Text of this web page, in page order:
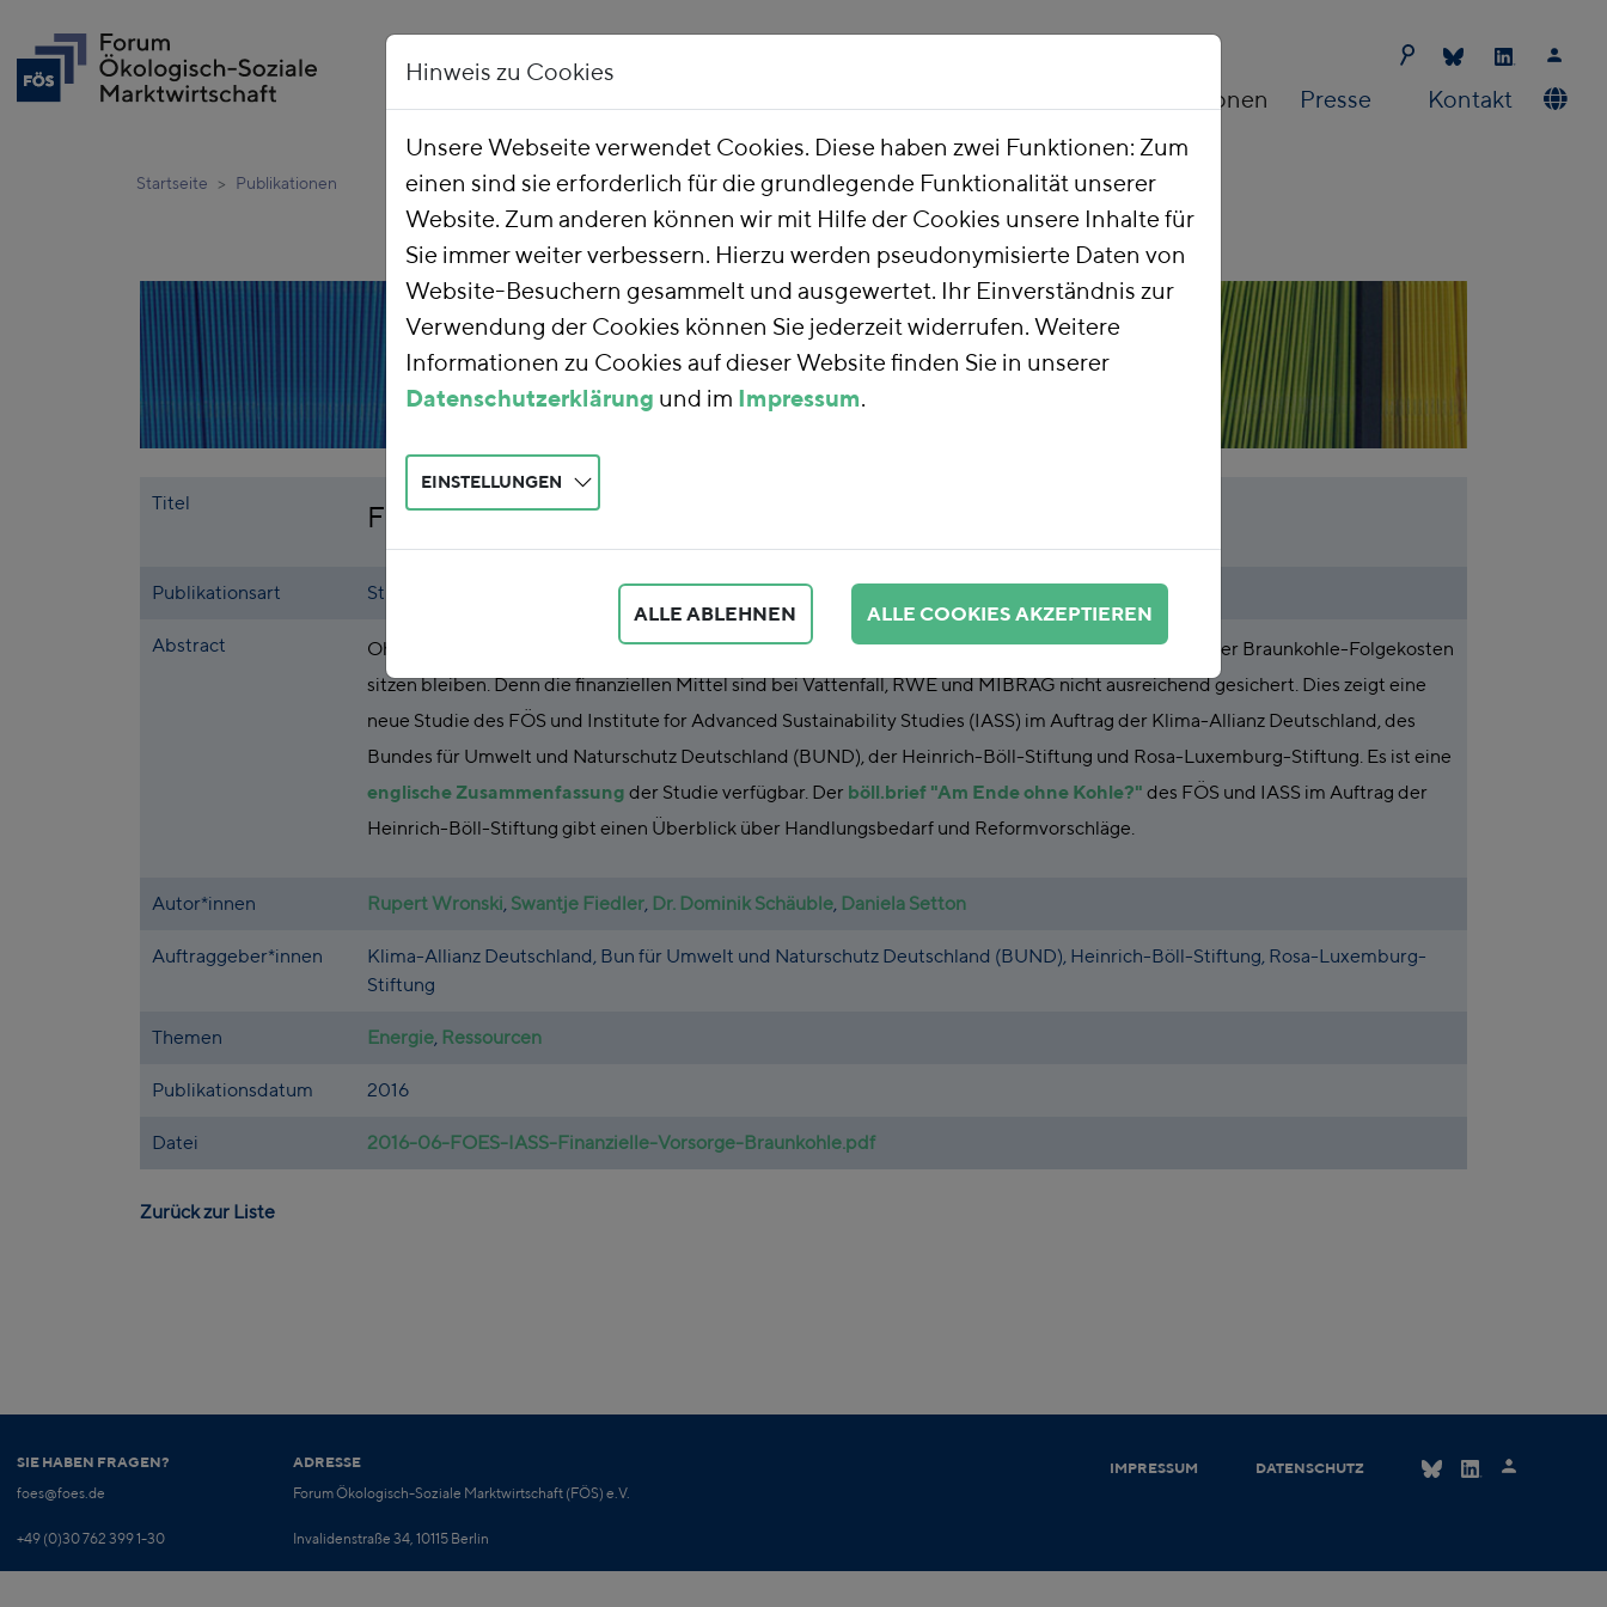
Publikationen Presse Kontakt
Startseite Publikationen
Titel Finanzielle Vorsorge im Braunkohlebereich
Publikationsart Studie
Abstract
Ohne politisches Handeln könnten Steuerzahler_innen und betroffene Bundesländer auf einem Teil der Braunkohle-Folgekosten
sitzen bleiben. Denn die finanziellen Mittel sind bei Vattenfall, RWE und MIBRAG nicht ausreichend gesichert. Dies zeigt eine
neue Studie des FÖS und Institute for Advanced Sustainability Studies (IASS) im Auftrag der Klima-Allianz Deutschland, des
Bundes für Umwelt und Naturschutz Deutschland (BUND), der Heinrich-Böll-Stiftung und Rosa-Luxemburg-Stiftung. Es ist eine
englische Zusammenfassung der Studie verfügbar. Der böll.brief "Am Ende ohne Kohle?" des FÖS und IASS im Auftrag der
Heinrich-Böll-Stiftung gibt einen Überblick über Handlungsbedarf und Reformvorschläge.
Autor*innen Rupert Wronski Swantje Fiedler Dr. Dominik Schäuble Daniela Setton
Auftraggeber*innen
Klima-Allianz Deutschland, Bun für Umwelt und Naturschutz Deutschland (BUND), Heinrich-Böll-Stiftung, Rosa-Luxemburg-
Stiftung
Themen Energie Ressourcen
Publikationsdatum 2016
Datei 2016-06-FOES-IASS-Finanzielle-Vorsorge-Braunkohle.pdf
Zurück zur Liste
SIE HABEN FRAGEN?
foes@foes.de
+49 (0)30 762 399 1-30
ADRESSE
Forum Ökologisch-Soziale Marktwirtschaft (FÖS) e.V.
Invalidenstraße 34, 10115 Berlin
IMPRESSUM DATENSCHUTZ
Hinweis zu Cookies
Unsere Webseite verwendet Cookies. Diese haben zwei Funktionen: Zum
einen sind sie erforderlich für die grundlegende Funktionalität unserer
Website. Zum anderen können wir mit Hilfe der Cookies unsere Inhalte für
Sie immer weiter verbessern. Hierzu werden pseudonymisierte Daten von
Website-Besuchern gesammelt und ausgewertet. Ihr Einverständnis zur
Verwendung der Cookies können Sie jederzeit widerrufen. Weitere
Informationen zu Cookies auf dieser Website finden Sie in unserer
Datenschutzerklärung und im Impressum.
EINSTELLUNGEN
ALLE ABLEHNEN ALLE COOKIES AKZEPTIEREN